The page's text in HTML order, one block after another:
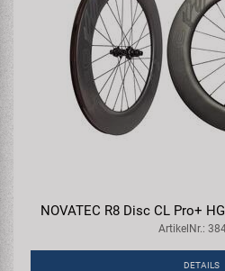
NOVATEC R8 Disc CL Pro+
ArtikelNr.:
DETAILS